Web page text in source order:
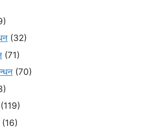
(32)
(71)
(70)
(119)
(16)